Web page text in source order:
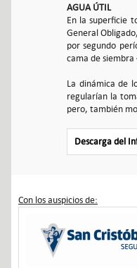
AGUA ÚTIL
En la superficie
General
por segundo
cama de
La dinámica de
regularían la
pero, también
Descarga del
Con los auspicios de: